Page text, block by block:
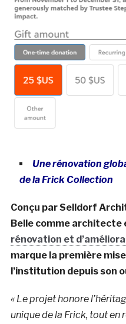
Une rénovation
de la Frick Collection
Conçu par Selldorf
Belle comme architecte
rénovation et
marque la première
l’institution depuis son
« Le projet honore
unique de la Frick, tout